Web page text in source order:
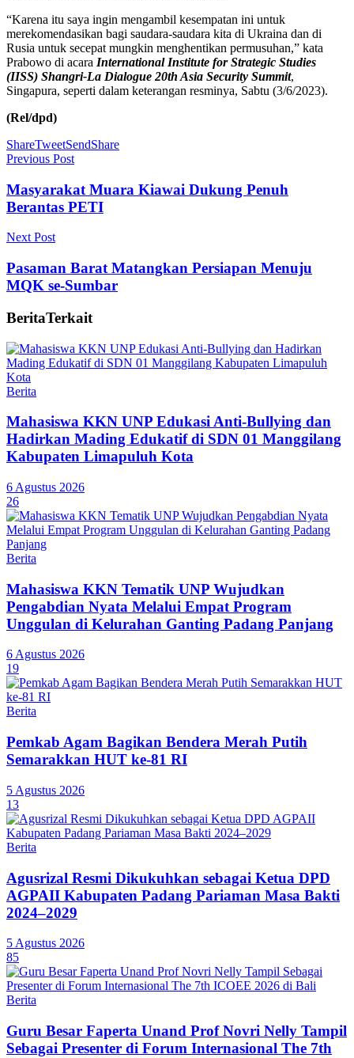
“Karena itu saya ingin mengambil kesempatan ini untuk
merekomendasikan bagi saudara-saudara kita di Ukraina dan di
Rusia untuk secepat mungkin menghentikan permusuhan,” kata
Prabowo di acara International Institute for Strategic Studies
(IISS) Shangri-La Dialogue 20th Asia Security Summit,
Singapura, seperti dalam keterangan resminya, Sabtu (3/6/2023).
(Rel/dpd)
ShareTweetSendShare
Previous Post
Masyarakat Muara Kiawai Dukung Penuh
Berantas PETI
Next Post
Pasaman Barat Matangkan Persiapan Menuju
MQK se-Sumbar
BeritaTerkait
Berita
Mahasiswa KKN UNP Edukasi Anti-Bullying dan
Hadirkan Mading Edukatif di SDN 01 Manggilang
Kabupaten Limapuluh Kota
6 Agustus 2026
26
Berita
Mahasiswa KKN Tematik UNP Wujudkan
Pengabdian Nyata Melalui Empat Program
Unggulan di Kelurahan Ganting Padang Panjang
6 Agustus 2026
19
Berita
Pemkab Agam Bagikan Bendera Merah Putih
Semarakkan HUT ke-81 RI
5 Agustus 2026
13
Berita
Agusrizal Resmi Dikukuhkan sebagai Ketua DPD
AGPAII Kabupaten Padang Pariaman Masa Bakti
2024–2029
5 Agustus 2026
85
Berita
Guru Besar Faperta Unand Prof Novri Nelly Tampil
Sebagai Presenter di Forum Internasional The 7th